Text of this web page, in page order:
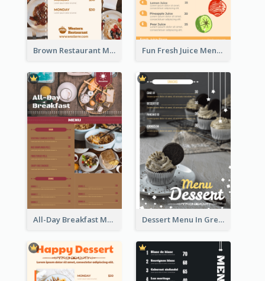
Brown Restaurant Menu With Clear Information Fun Fresh Juice Menu With Graphics Of Fruit
All-Day Breakfast Menu In Brown And Red Dessert Menu In Grey Colour Tone